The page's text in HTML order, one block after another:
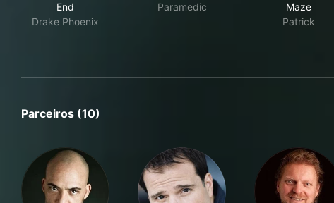
End
Drake Phoenix
Paramedic
Maze
Patrick
Parceiros (10)